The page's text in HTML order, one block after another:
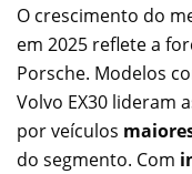
O crescimento do
em 2025 reflete a
Porsche. Modelos
Volvo EX30 lideram
por veículos
do segmento. Com